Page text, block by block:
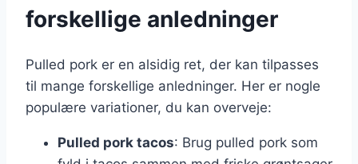
forskellige anledninger
Pulled pork er en alsidig ret, der kan tilpasses
til mange forskellige anledninger. Her er nogle
populære variationer, du kan overveje:
Pulled pork tacos: Brug pulled pork som